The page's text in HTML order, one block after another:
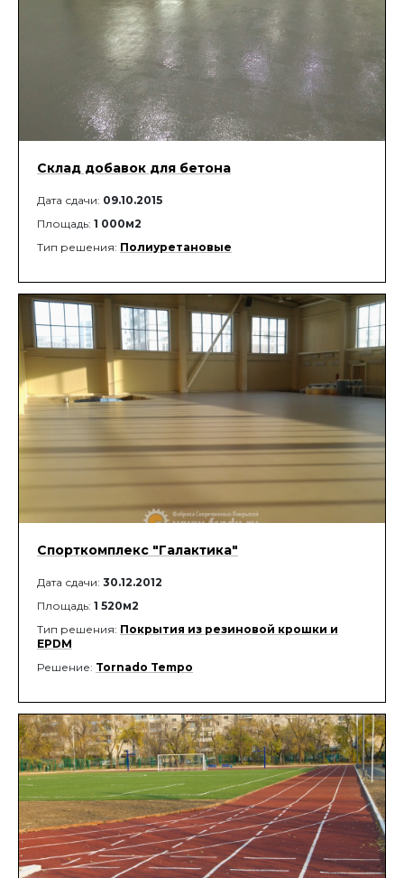
Склад добавок для бетона
Дата сдачи: 09.10.2015
Площадь: 1 000м2
Тип решения: Полиуретановые
Спорткомплекс "Галактика"
Дата сдачи: 30.12.2012
Площадь: 1 520м2
Тип решения: Покрытия из резиновой крошки и
EPDM
Решение: Tornado Tempo